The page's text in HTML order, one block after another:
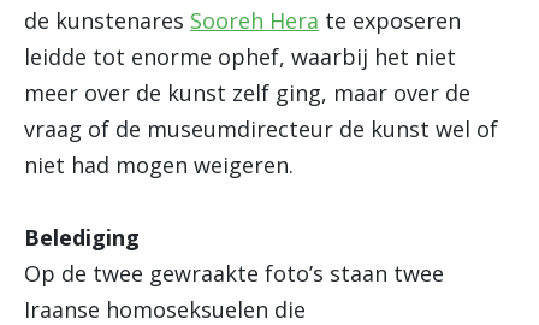
de kunstenares Sooreh Hera te exposeren
leidde tot enorme ophef, waarbij het niet
meer over de kunst zelf ging, maar over de
vraag of de museumdirecteur de kunst wel of
niet had mogen weigeren.
Belediging
Op de twee gewraakte foto’s staan twee
Iraanse homoseksuelen die